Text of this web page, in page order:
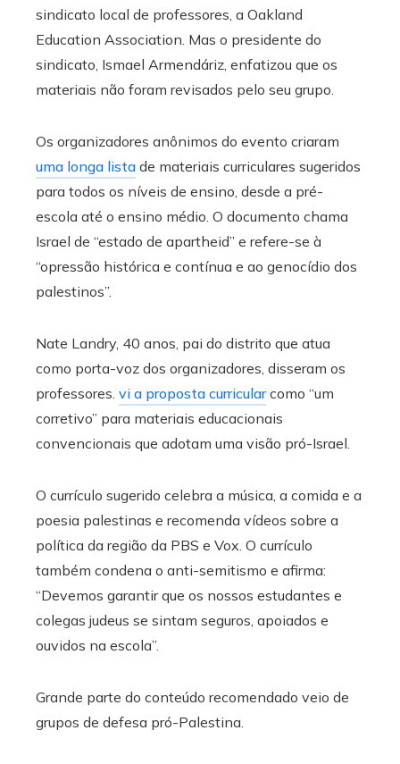
sindicato local de professores, a Oakland
Education Association. Mas o presidente do
sindicato, Ismael Armendáriz, enfatizou que os
materiais não foram revisados ​​pelo seu grupo.
Os organizadores anônimos do evento criaram
uma longa lista de materiais curriculares sugeridos
para todos os níveis de ensino, desde a pré-
escola até o ensino médio. O documento chama
Israel de “estado de apartheid” e refere-se à
“opressão histórica e contínua e ao genocídio dos
palestinos”.
Nate Landry, 40 anos, pai do distrito que atua
como porta-voz dos organizadores, disseram os
professores. vi a proposta curricularcomo “um
corretivo” para materiais educacionais
convencionais que adotam uma visão pró-Israel.
O currículo sugerido celebra a música, a comida e a
poesia palestinas e recomenda vídeos sobre a
política da região da PBS e Vox. O currículo
também condena o anti-semitismo e afirma:
“Devemos garantir que os nossos estudantes e
colegas judeus se sintam seguros, apoiados e
ouvidos na escola”.
Grande parte do conteúdo recomendado veio de
grupos de defesa pró-Palestina.